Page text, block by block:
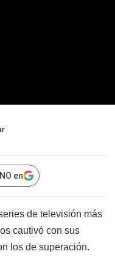
en
de televisión más
cautivó con sus
los de superación.